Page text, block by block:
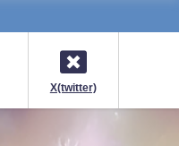
X(twitter)